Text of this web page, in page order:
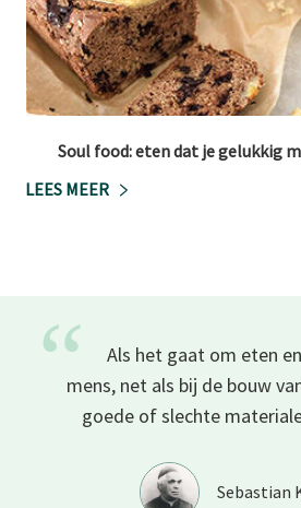
Soul food: eten dat je gelukkig
LEES MEER
“
Als het gaat om eten
mens, net als bij de bouw
goede of slechte
Sebastian